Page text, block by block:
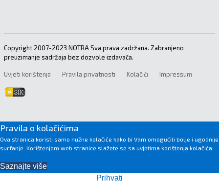
Copyright 2007-2023 NOTRA Sva prava zadržana. Zabranjeno
preuzimanje sadržaja bez dozvole izdavača.
Uvjeti korištenja Pravila privatnosti Kolačići Impressum
Pravila o kolačićima
Ova stranica koristi samo nužne kolačiće kako bi Vam omogućili bolje i ugodnije
surfanje. Korištenjem web stranice slažete se sa uvjetima korištenja kolačića.
Saznajte više
Prihvati